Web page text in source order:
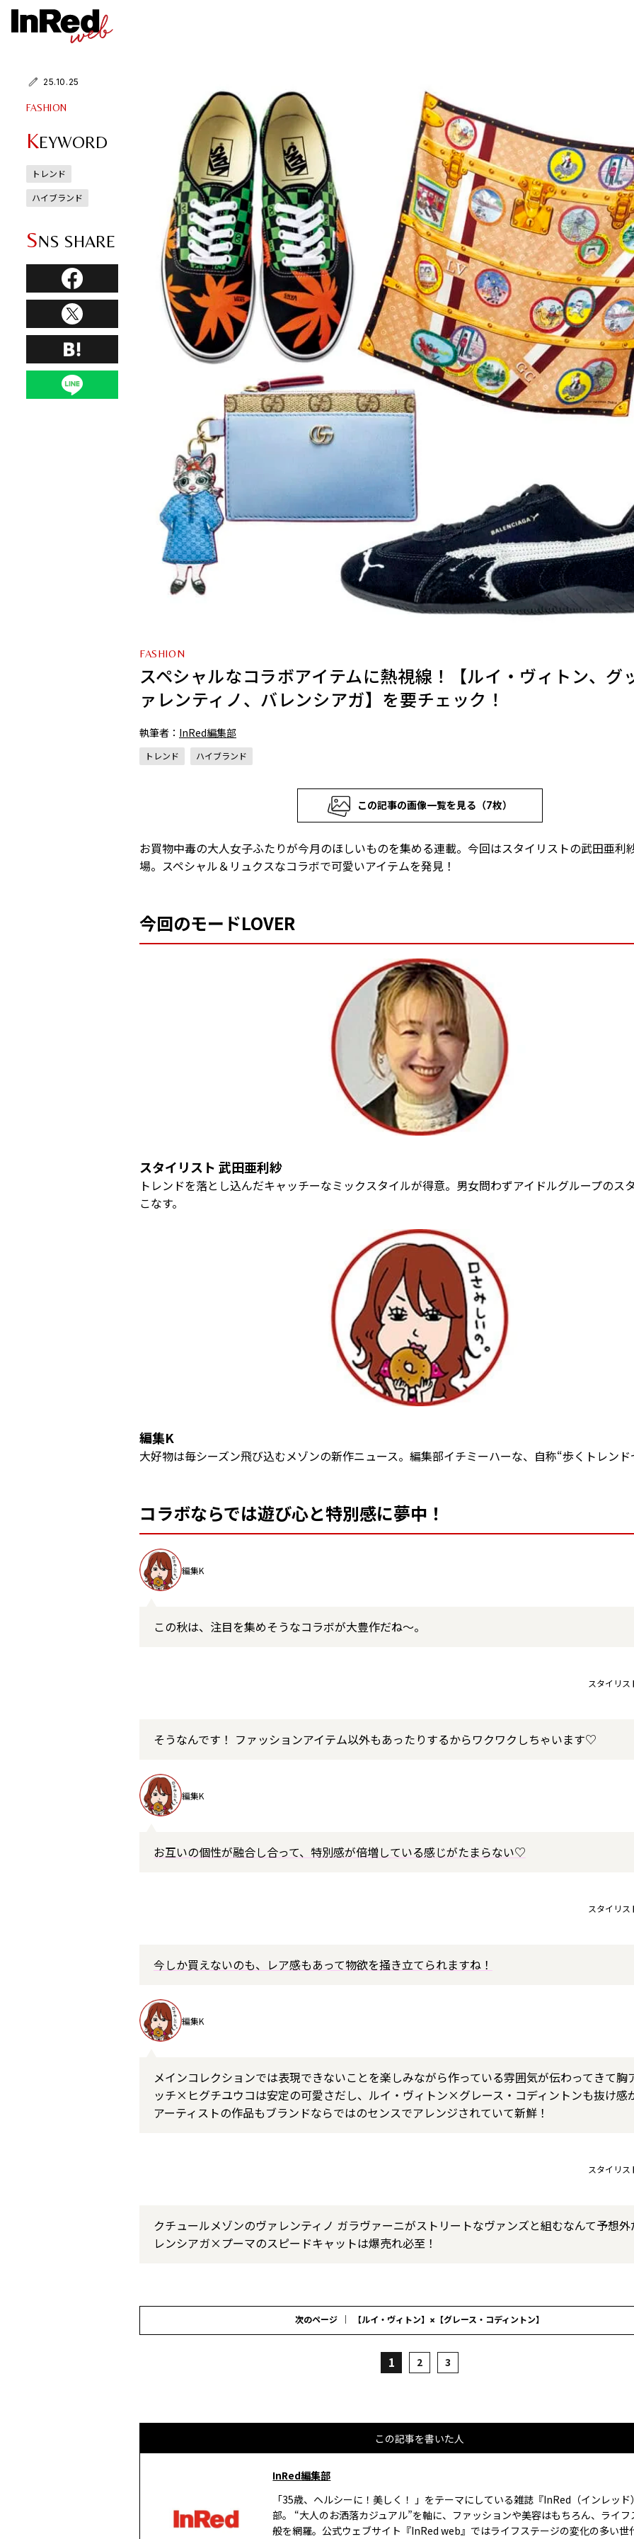
FASHION
スペシャルなコラボアイテムに熱視線！【ルイ・ヴィトン、グ
ァレンティノ、バレンシアガ】を要チェック！
執筆者： InRed編集部
トレンド ハイブランド
この記事の画像一覧を見る（7枚）
お買物中毒の大人女子ふたりが今月のほしいものを集める連載。今回はスタイリストの武田亜利
場。スペシャル＆リュクスなコラボで可愛いアイテムを発見！
今回のモードLOVER
スタイリスト 武田亜利紗
トレンドを落とし込んだキャッチーなミックスタイルが得意。男女問わずアイドルグループのス
こなす。
編集K
大好物は毎シーズン飛び込むメゾンの新作ニュース。編集部イチミーハーな、自称“歩くトレン
コラボならでは遊び心と特別感に夢中！
編集K
この秋は、注目を集めそうなコラボが大豊作だね〜。
スタイリス
そうなんです！ ファッションアイテム以外もあったりするからワクワクしちゃいます♡
編集K
お互いの個性が融合し合って、特別感が倍増している感じがたまらない♡
スタイリス
今しか買えないのも、レア感もあって物欲を掻き立てられますね！
編集K
メインコレクションでは表現できないことを楽しみながら作っている雰囲気が伝わってきて
ッチ×ヒグチユウコは安定の可愛さだし、ルイ・ヴィトン×グレース・コディントンも抜け
アーティストの作品もブランドならではのセンスでアレンジされていて新鮮！
スタイリス
クチュールメゾンのヴァレンティノ ガラヴァーニがストリートなヴァンズと組むなんて予想
レンシアガ×プーマのスピードキャットは爆売れ必至！
次のページ 【ルイ・ヴィトン】×【グレース・コディントン】
1 2 3
この記事を書いた人
InRed編集部
「35歳、ヘルシーに！美しく！ 」をテーマにしている雑誌『InRed（インレッ
部。 “大人のお洒落カジュアル”を軸に、ファッションや美容はもちろん、ライ
般を網羅。公式ウェブサイト『InRed web』ではライフステージの変化の多い世
25.10.25
FASHION
KEYWORD
トレンド
ハイブランド
SNS SHARE